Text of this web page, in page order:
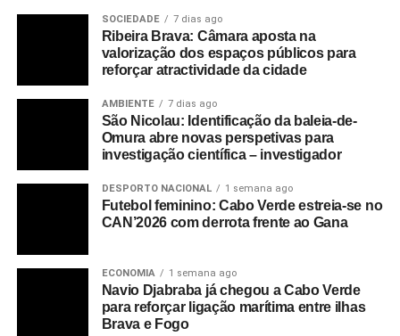
SOCIEDADE 7 dias ago
Ribeira Brava: Câmara aposta na
valorização dos espaços públicos para
reforçar atractividade da cidade
AMBIENTE 7 dias ago
São Nicolau: Identificação da baleia-de-
Omura abre novas perspetivas para
investigação científica – investigador
DESPORTO NACIONAL 1 semana ago
Futebol feminino: Cabo Verde estreia-se no
CAN’2026 com derrota frente ao Gana
ECONOMIA 1 semana ago
Navio Djabraba já chegou a Cabo Verde
para reforçar ligação marítima entre ilhas
Brava e Fogo